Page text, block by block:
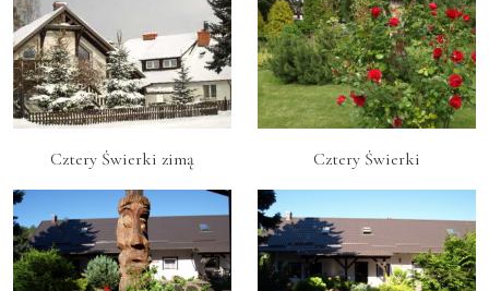
Cztery Świerki zimą Cztery Świerki